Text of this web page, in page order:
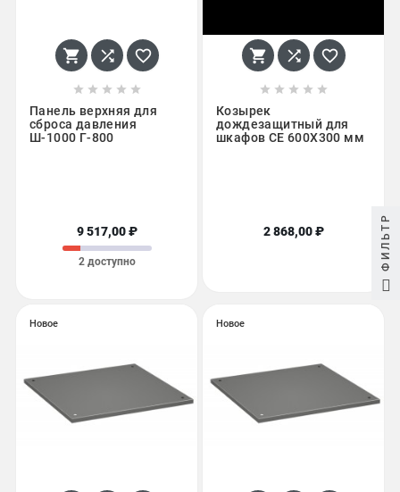
  
    
Панель верхняя для
сброса давления
Ш-1000 Г-800
9 517,00 ₽
2 доступно
  
    
Козырек
дождезащитный для
шкафов CE 600X300 мм
2 868,00 ₽
Новое Новое
ФИЛЬТР